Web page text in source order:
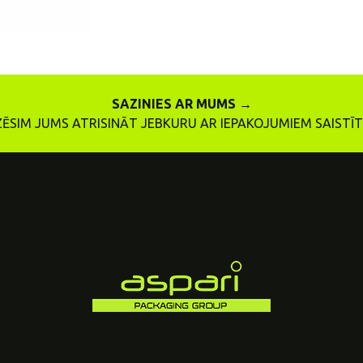
SAZINIES AR MUMS →
JUMS ATRISINĀT JEBKURU AR IEPAKOJUMIEM